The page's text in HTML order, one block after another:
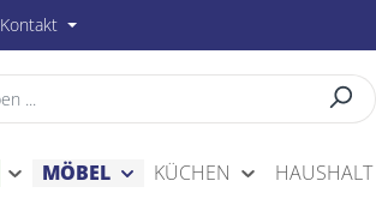
Kontakt
MÖBEL KÜCHEN HAUSHALT